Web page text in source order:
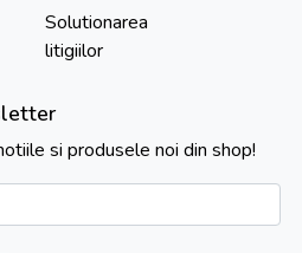
Solutionarea
litigiilor
si produsele noi din shop!